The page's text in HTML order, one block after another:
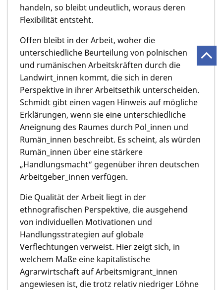
handeln, so bleibt undeutlich, woraus deren
Flexibilität entsteht.
Offen bleibt in der Arbeit, woher die
unterschiedliche Beurteilung von polnischen
und rumänischen Arbeitskräften durch die
Landwirt_innen kommt, die sich in deren
Perspektive in ihrer Arbeitsethik unterscheiden.
Schmidt gibt einen vagen Hinweis auf mögliche
Erklärungen, wenn sie eine unterschiedliche
Aneignung des Raumes durch Pol_innen und
Rumän_innen beschreibt. Es scheint, als würden
Rumän_innen über eine stärkere
„Handlungsmacht“ gegenüber ihren deutschen
Arbeitgeber_innen verfügen.
Die Qualität der Arbeit liegt in der
ethnografischen Perspektive, die ausgehend
von individuellen Motivationen und
Handlungsstrategien auf globale
Verflechtungen verweist. Hier zeigt sich, in
welchem Maße eine kapitalistische
Agrarwirtschaft auf Arbeitsmigrant_innen
angewiesen ist, die trotz relativ niedriger Löhne